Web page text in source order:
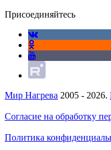
Присоединяйтесь
Мир Нагрева 2005 - 2026.
Согласие на обработку
Политика